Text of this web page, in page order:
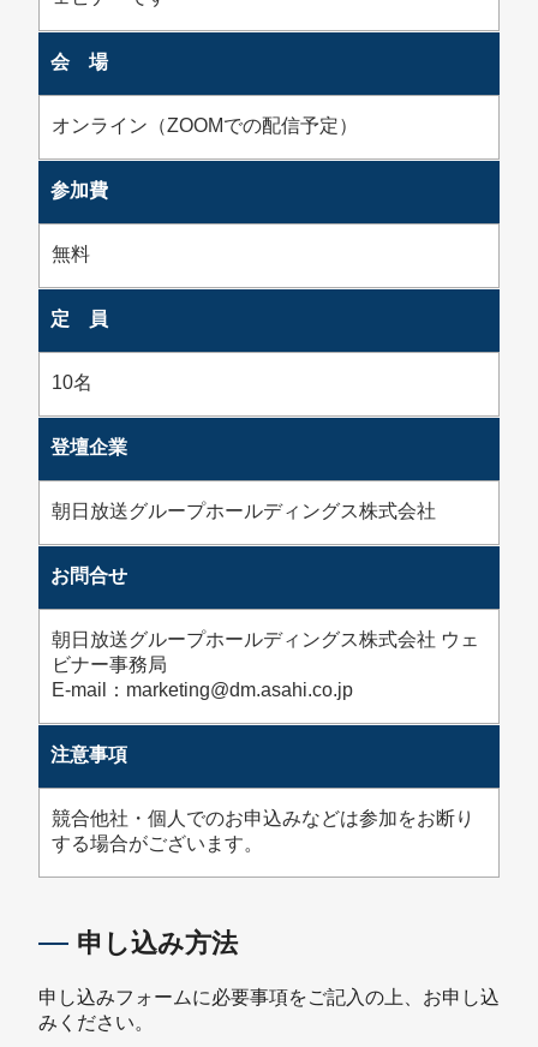
会 場
オンライン（ZOOMでの配信予定）
参加費
無料
定 員
10名
登壇企業
朝日放送グループホールディングス株式会社
お問合せ
朝日放送グループホールディングス株式会社 ウェ
ビナー事務局
E-mail：marketing@dm.asahi.co.jp
注意事項
競合他社・個人でのお申込みなどは参加をお断り
する場合がございます。
申し込み方法
申し込みフォームに必要事項をご記入の上、お申し込
みください。